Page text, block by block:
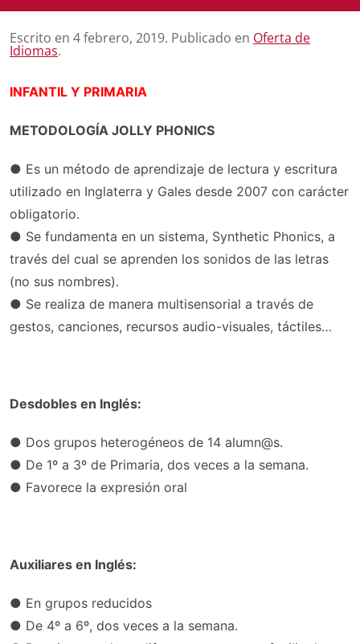
Escrito en 4 febrero, 2019. Publicado en Oferta de
Idiomas.
INFANTIL Y PRIMARIA
METODOLOGÍA JOLLY PHONICS
● Es un método de aprendizaje de lectura y escritura
utilizado en Inglaterra y Gales desde 2007 con carácter
obligatorio.
● Se fundamenta en un sistema, Synthetic Phonics, a
través del cual se aprenden los sonidos de las letras
(no sus nombres).
● Se realiza de manera multisensorial a través de
gestos, canciones, recursos audio-visuales, táctiles…
Desdobles en Inglés:
● Dos grupos heterogéneos de 14 alumn@s.
● De 1º a 3º de Primaria, dos veces a la semana.
● Favorece la expresión oral
Auxiliares en Inglés:
● En grupos reducidos
● De 4º a 6º, dos veces a la semana.